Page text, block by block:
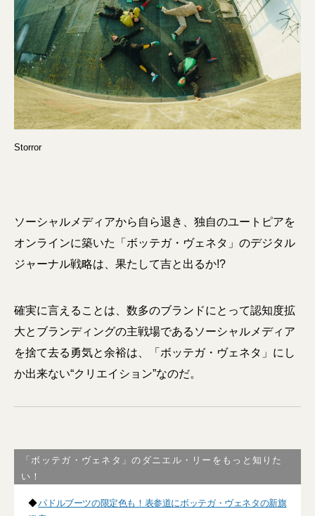
Storror
ソーシャルメディアから自ら退き、独自のユートピアを
オンラインに築いた「ボッテガ・ヴェネタ」のデジタル
ジャーナル戦略は、果たして吉と出るか!?
確実に言えることは、数多のブランドにとって認知度拡
大とブランディングの主戦場であるソーシャルメディア
を捨て去る勇気と余裕は、「ボッテガ・ヴェネタ」にし
か出来ない“クリエイション”なのだ。
「ボッテガ・ヴェネタ」のダニエル・リーをもっと知りた
い！
◆パドルブーツの限定色も！表参道にボッテガ・ヴェネタの新旗